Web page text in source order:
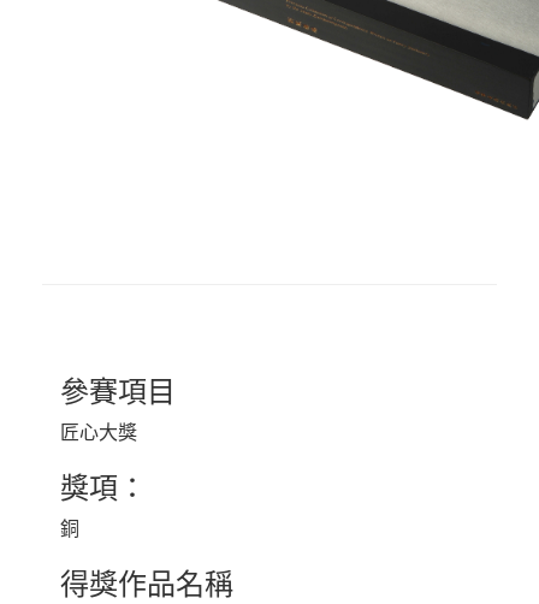
參賽項目
匠心大獎
獎項：
銅
得獎作品名稱